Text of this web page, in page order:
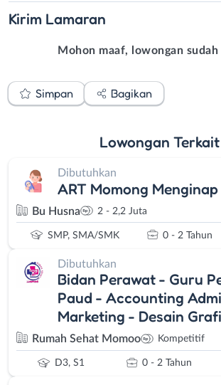
Kirim Lamaran
Mohon maaf, lowongan
Simpan Bagikan
Lowongan Terkait
Dibutuhkan
ART Momong
Bu Husna 2 - 2,2 Juta
SMP, SMA/SMK 0 - 2 Tahun
Dibutuhkan
Bidan Perawat - Guru
Paud - Accounting
Marketing - Desain
Rumah Sehat Momoo Kompetitif
D3, S1 0 - 2 Tahun